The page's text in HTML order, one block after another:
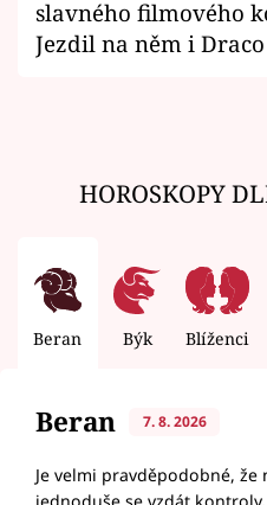
slavného filmového
Jezdil na něm i
HOROSKOPY
Beran Býk Blíženci
Beran 7. 8. 2026
Je velmi pravděpodobné,